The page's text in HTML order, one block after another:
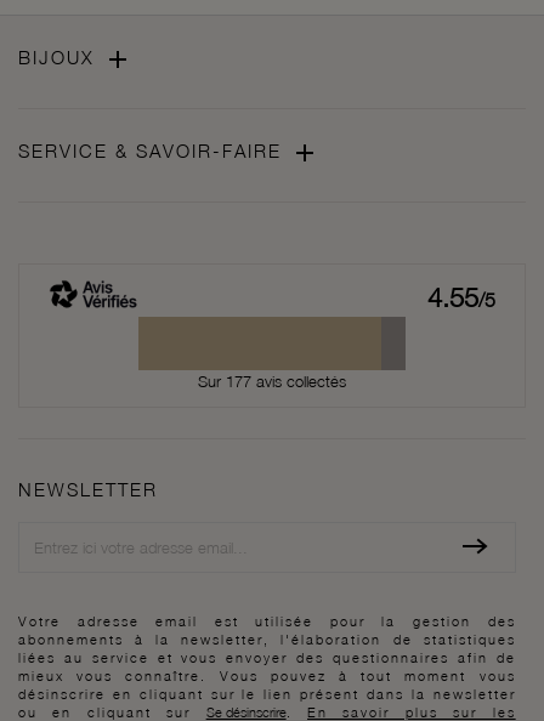
BIJOUX 
SERVICE & SAVOIR-FAIRE 
4.55/5
Sur 177 avis collectés
NEWSLETTER
Votre adresse email est utilisée pour la gestion des
abonnements à la newsletter, l'élaboration de statistiques
liées au service et vous envoyer des questionnaires afin de
mieux vous connaître. Vous pouvez à tout moment vous
désinscrire en cliquant sur le lien présent dans la newsletter
ou en cliquant sur Se désinscrire.En savoir plus sur les